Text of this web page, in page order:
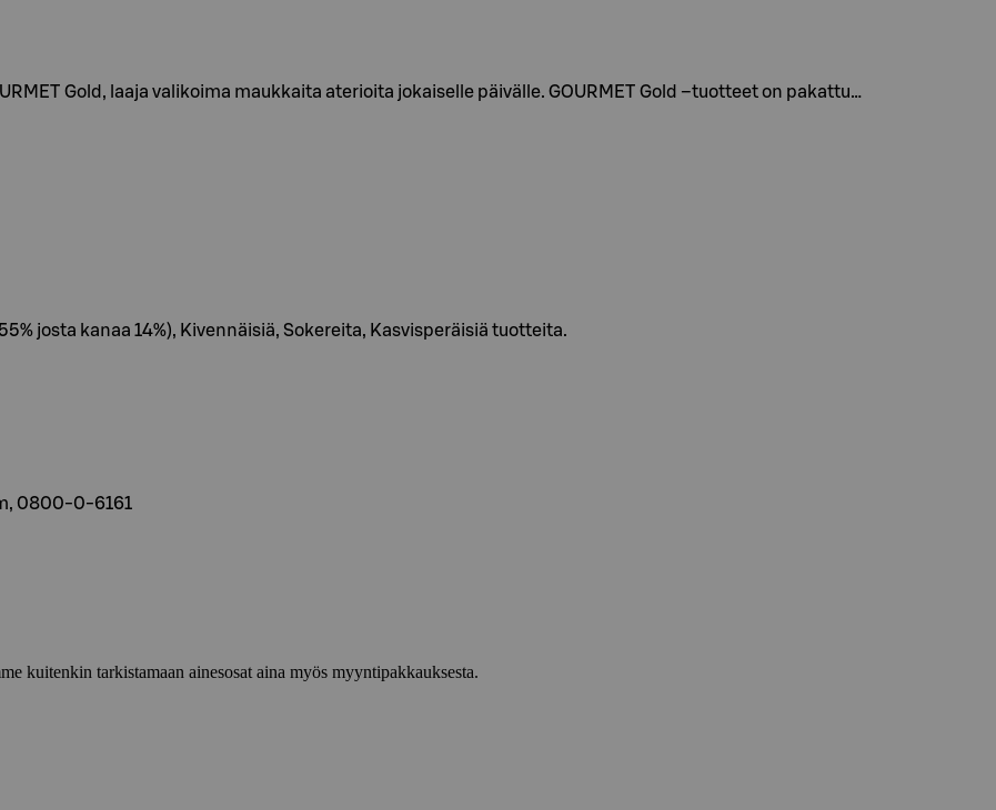
Gold, laaja valikoima maukkaita aterioita jokaiselle päivälle. GOURMET Gold –tuotteet on pakattu…
josta kanaa 14%), Kivennäisiä, Sokereita, Kasvisperäisiä tuotteita.
0800-0-6161
kuitenkin tarkistamaan ainesosat aina myös myyntipakkauksesta.